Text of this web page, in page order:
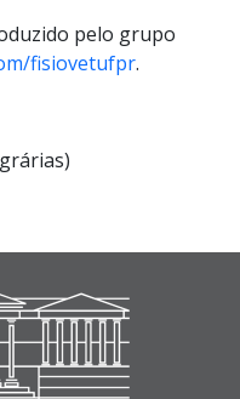
pelo grupo
fisiovetufpr.